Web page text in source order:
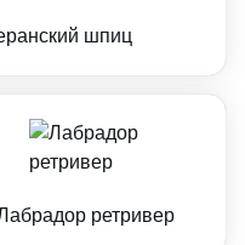
шпиц
ретривер